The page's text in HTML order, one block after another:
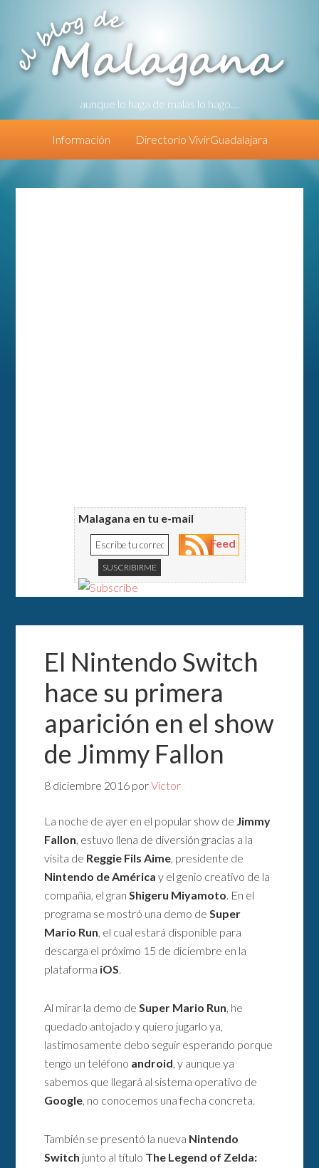
aunque lo haga de malas lo hago....
Información Directorio VivirGuadalajara
Malagana en tu e-mail
Feed
El Nintendo Switch
hace su primera
aparición en el show
de Jimmy Fallon
8 diciembre 2016 porVictor
La noche de ayer en el popular show de Jimmy
Fallon, estuvo llena de diversión gracias a la
visita de Reggie Fils Aime, presidente de
Nintendo de América y el genio creativo de la
compañía, el granShigeru Miyamoto. En el
programa se mostró una demo deSuper
Mario Run, el cual estará disponible para
descarga el próximo 15 de diciembre en la
plataforma iOS.
Al mirar la demo deSuper Mario Run, he
quedado antojado y quiero jugarlo ya,
lastimosamente debo seguir esperando porque
tengo un teléfono android, y aunque ya
sabemos que llegará al sistema operativo de
Google, no conocemos una fecha concreta.
También se presentó la nueva Nintendo
Switch junto al título The Legend of Zelda: